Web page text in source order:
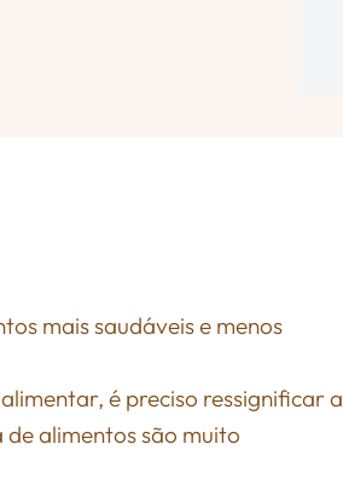
mais saudáveis e menos
é preciso ressignificar a
alimentos são muito